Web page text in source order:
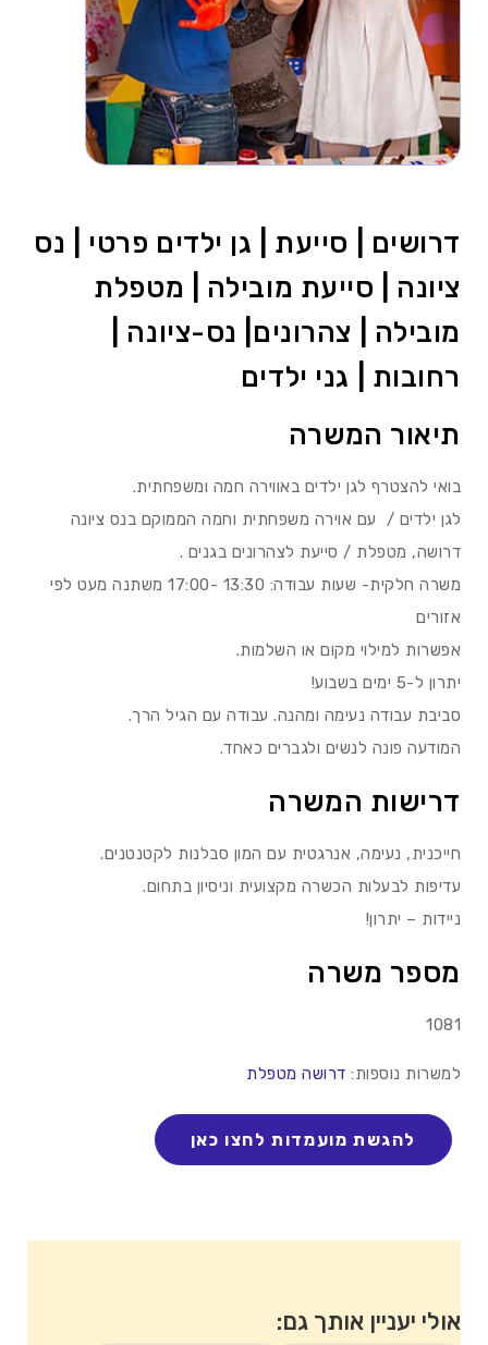
דרושים | סייעת | גן ילדים פרטי | נס
ציונה | סייעת מובילה | מטפלת
מובילה | צהרונים| נס-ציונה |
רחובות | גני ילדים
תיאור המשרה
בואי להצטרף לגן ילדים באווירה חמה ומשפחתית.
לגן ילדים / עם אוירה משפחתית וחמה הממוקם בנס ציונה
דרושה, מטפלת / סייעת לצהרונים בגנים .
משרה חלקית- שעות עבודה: 13:30 -17:00 משתנה מעט לפי
אזורים
אפשרות למילוי מקום או השלמות.
יתרון ל-5 ימים בשבוע!
סביבת עבודה נעימה ומהנה. עבודה עם הגיל הרך.
המודעה פונה לנשים ולגברים כאחד.
דרישות המשרה
חייכנית, נעימה, אנרגטית עם המון סבלנות לקטנטנים.
עדיפות לבעלות הכשרה מקצועית וניסיון בתחום.
ניידות – יתרון!
מספר משרה
1081
למשרות נוספות: דרושה מטפלת
אולי יעניין אותך גם: